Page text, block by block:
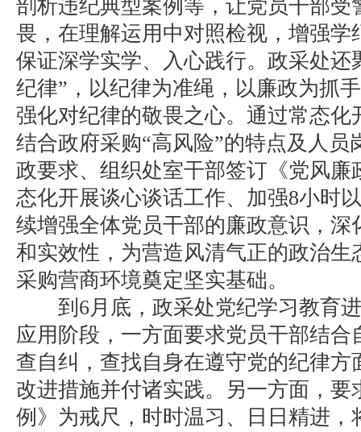
剖析违纪典型案例等，让党员干部受
畏，在理解运用中对照检视，增强学
保证深学实学、入心践行。政采处还
纪律”，以纪律为准绳，以廉政为抓
强化对纪律的敬畏之心。通过常态化
结合政府采购“高风险”的特点及人员
政要求、组织处室干部签订《党风廉
态化开展谈心谈话工作、加强8小时
续增强全体党员干部的廉政意识，深
和实效性，为营造风清气正的政治生
采购营商环境奠定坚实基础。
到6月底，政采处党纪学习教育进
应用阶段，一方面要求党员干部结合
查自纠，查找自身在遵守党的纪律方
改进措施并付诸实践。另一方面，要
例》为戒尺，时时温习、日日精进，